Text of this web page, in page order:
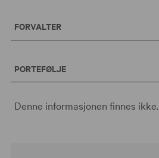
FORVALTER
PORTEFØLJE
Denne informasjonen finnes ikke.